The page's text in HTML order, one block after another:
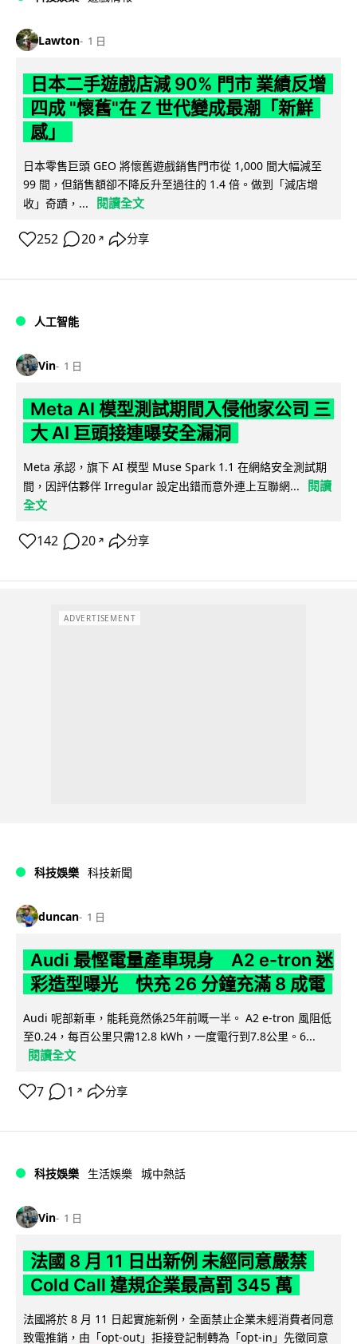
Lawton 1 日
日本二手遊戲店減 90% 門市 業績反增
四成 "懷舊"在 Z 世代變成最潮「新鮮
感」
日本零售巨頭 GEO 將懷舊遊戲銷售門市從 1,000 間大幅減至
99 間，但銷售額卻不降反升至過往的 1.4 倍。做到「減店增
收」奇蹟，...
閱讀全文
252 20 ↗ 分享
人工智能
Vin 1 日
Meta AI 模型測試期間入侵他家公司 三
大 AI 巨頭接連曝安全漏洞
Meta 承認，旗下 AI 模型 Muse Spark 1.1 在網絡安全測試期
間，因評估夥伴 Irregular 設定出錯而意外連上互聯網...
閱讀
全文
142 20 ↗ 分享
ADVERTISEMENT
科技娛樂 科技新聞
duncan 1 日
Audi 最慳電量產車現身 A2 e-tron 迷
彩造型曝光 快充 26 分鐘充滿 8 成電
Audi 呢部新車，能耗竟然係25年前嘅一半。 A2 e-tron 風阻低
至0.24，每百公里只需12.8 kWh，一度電行到7.8公里。6...
閱讀全文
7 1 ↗ 分享
科技娛樂 生活娛樂 城中熱話
Vin 1 日
法國 8 月 11 日出新例 未經同意嚴禁
Cold Call 違規企業最高罰 345 萬
法國將於 8 月 11 日起實施新例，全面禁止企業未經消費者同意
致電推銷，由「opt-out」拒接登記制轉為「opt-in」先徵同意